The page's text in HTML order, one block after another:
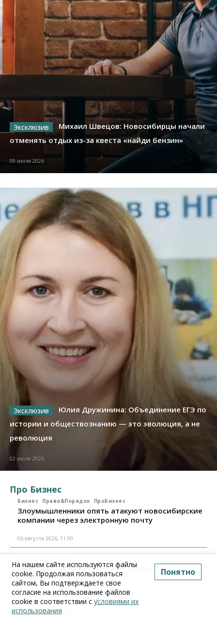
Михаил Швецов: Новосибирцы начали
отменять отдых из-за квеста «найди бензин»
09 июля 2026
Юлия Дружинина: Объединение ЕГЭ по
истории и обществознанию — это эволюция, а не
революция
02 июля 2026
Про Бизнес
Бизнес Право&Порядок ПроБизнес
Злоумышленники опять атакуют новосибирские
компании через электронную почту
06 августа 2026, 11:00
Новосибирские грузоперевозчики переходят на
цифровые накладные
28 июля 2026, 11:00
Бизнес ПроБизнес
На нашем сайте используются файлы
cookie. Продолжая пользоваться
сайтом, Вы подтверждаете свое
согласие на использование файлов
cookie в соответствии с условиями их
использования
Понятно